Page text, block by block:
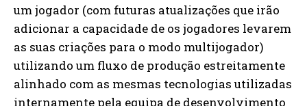
um jogador (com futuras atualizações que irão
adicionar a capacidade de os jogadores levarem
as suas criações para o modo multijogador)
utilizando um fluxo de produção estreitamente
alinhado com as mesmas tecnologias utilizadas
internamente pela equipa de desenvolvimento